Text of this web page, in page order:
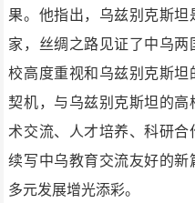
果。他指出，乌兹别克斯坦
家，丝绸之路见证了中乌
校高度重视和乌兹别克斯
契机，与乌兹别克斯坦的
术交流、人才培养、科研合
续写中乌教育交流友好的
多元发展增光添彩。